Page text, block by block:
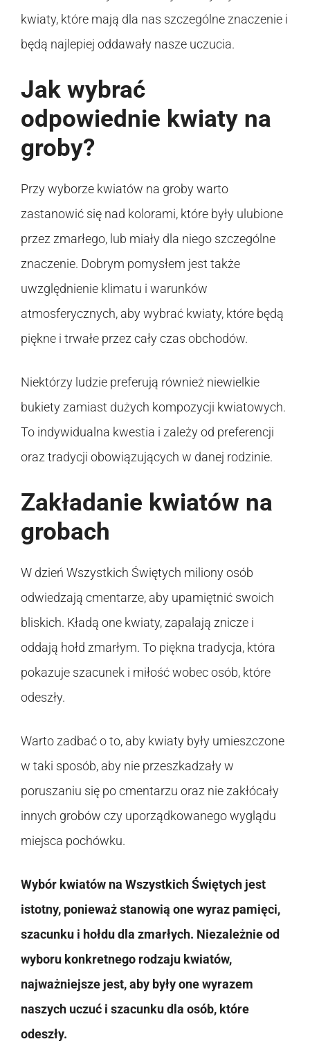
kwiaty, które mają dla nas szczególne znaczenie i
będą najlepiej oddawały nasze uczucia.
Jak wybrać
odpowiednie kwiaty na
groby?
Przy wyborze kwiatów na groby warto
zastanowić się nad kolorami, które były ulubione
przez zmarłego, lub miały dla niego szczególne
znaczenie. Dobrym pomysłem jest także
uwzględnienie klimatu i warunków
atmosferycznych, aby wybrać kwiaty, które będą
piękne i trwałe przez cały czas obchodów.
Niektórzy ludzie preferują również niewielkie
bukiety zamiast dużych kompozycji kwiatowych.
To indywidualna kwestia i zależy od preferencji
oraz tradycji obowiązujących w danej rodzinie.
Zakładanie kwiatów na
grobach
W dzień Wszystkich Świętych miliony osób
odwiedzają cmentarze, aby upamiętnić swoich
bliskich. Kładą one kwiaty, zapalają znicze i
oddają hołd zmarłym. To piękna tradycja, która
pokazuje szacunek i miłość wobec osób, które
odeszły.
Warto zadbać o to, aby kwiaty były umieszczone
w taki sposób, aby nie przeszkadzały w
poruszaniu się po cmentarzu oraz nie zakłócały
innych grobów czy uporządkowanego wyglądu
miejsca pochówku.
Wybór kwiatów na Wszystkich Świętych jest
istotny, ponieważ stanowią one wyraz pamięci,
szacunku i hołdu dla zmarłych. Niezależnie od
wyboru konkretnego rodzaju kwiatów,
najważniejsze jest, aby były one wyrazem
naszych uczuć i szacunku dla osób, które
odeszły.